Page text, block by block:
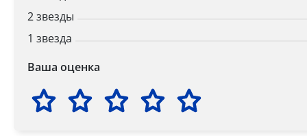
2 звезды
1 звезда
Ваша оценка